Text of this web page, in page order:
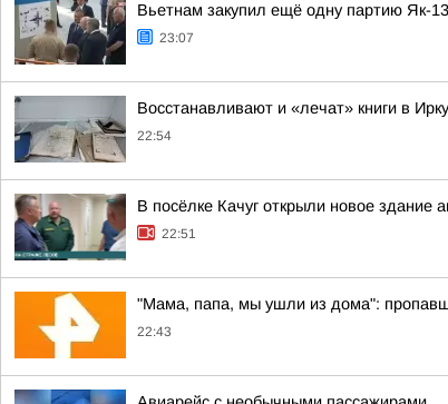
Вьетнам закупил ещё одну партию Як-
23:07
Восстанавливают и «лечат» книги в
22:54
В посёлке Качуг открыли новое здание
22:51
"Мама, папа, мы ушли из дома":
22:43